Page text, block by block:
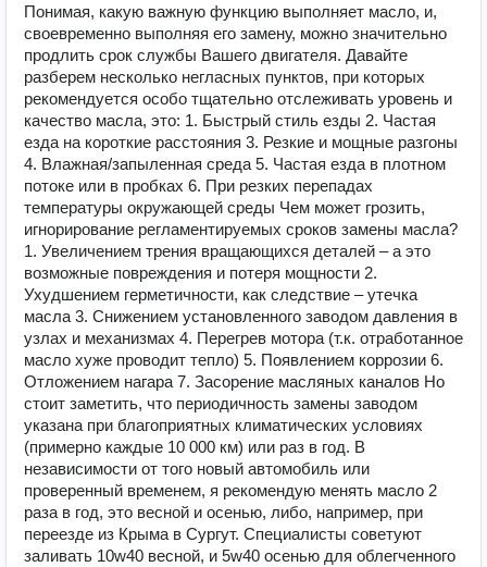
Понимая, какую важную функцию выполняет масло, и,
своевременно выполняя его замену, можно значительно
продлить срок службы Вашего двигателя. Давайте
разберем несколько негласных пунктов, при которых
рекомендуется особо тщательно отслеживать уровень и
качество масла, это: 1. Быстрый стиль езды 2. Частая
езда на короткие расстояния 3. Резкие и мощные разгоны
4. Влажная/запыленная среда 5. Частая езда в плотном
потоке или в пробках 6. При резких перепадах
температуры окружающей среды Чем может грозить,
игнорирование регламентируемых сроков замены масла?
1. Увеличением трения вращающихся деталей – а это
возможные повреждения и потеря мощности 2.
Ухудшением герметичности, как следствие – утечка
масла 3. Снижением установленного заводом давления в
узлах и механизмах 4. Перегрев мотора (т.к. отработанное
масло хуже проводит тепло) 5. Появлением коррозии 6.
Отложением нагара 7. Засорение масляных каналов Но
стоит заметить, что периодичность замены заводом
указана при благоприятных климатических условиях
(примерно каждые 10 000 км) или раз в год. В
независимости от того новый автомобиль или
проверенный временем, я рекомендую менять масло 2
раза в год, это весной и осенью, либо, например, при
переезде из Крыма в Сургут. Специалисты советуют
заливать 10w40 весной, и 5w40 осенью для облегченного